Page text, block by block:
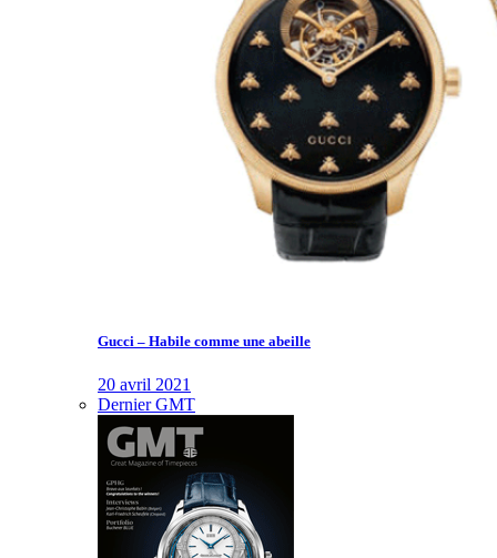
Gucci – Habile comme une abeille
20 avril 2021
Dernier GMT